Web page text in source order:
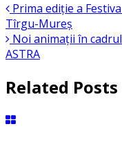
Prima ediţie a
Tîrgu-Mureș
Noi animații în
ASTRA
Related Posts